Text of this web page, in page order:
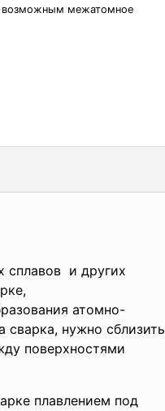
возможным межатомное
сплавов и других
атомно-
нужно сблизить
поверхностями
плавлением под